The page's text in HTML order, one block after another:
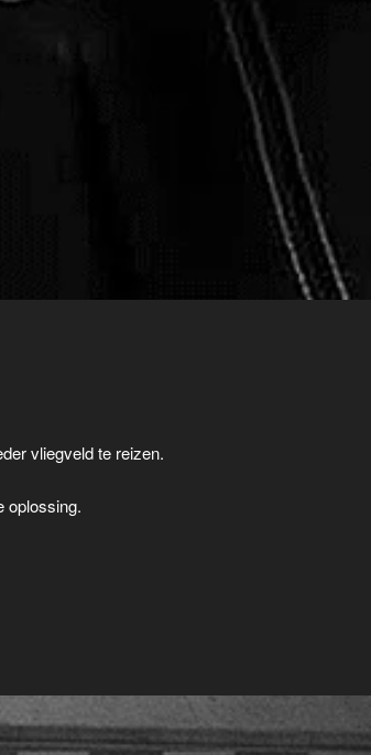
vliegveld te reizen.
oplossing.